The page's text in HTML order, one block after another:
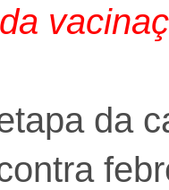
da